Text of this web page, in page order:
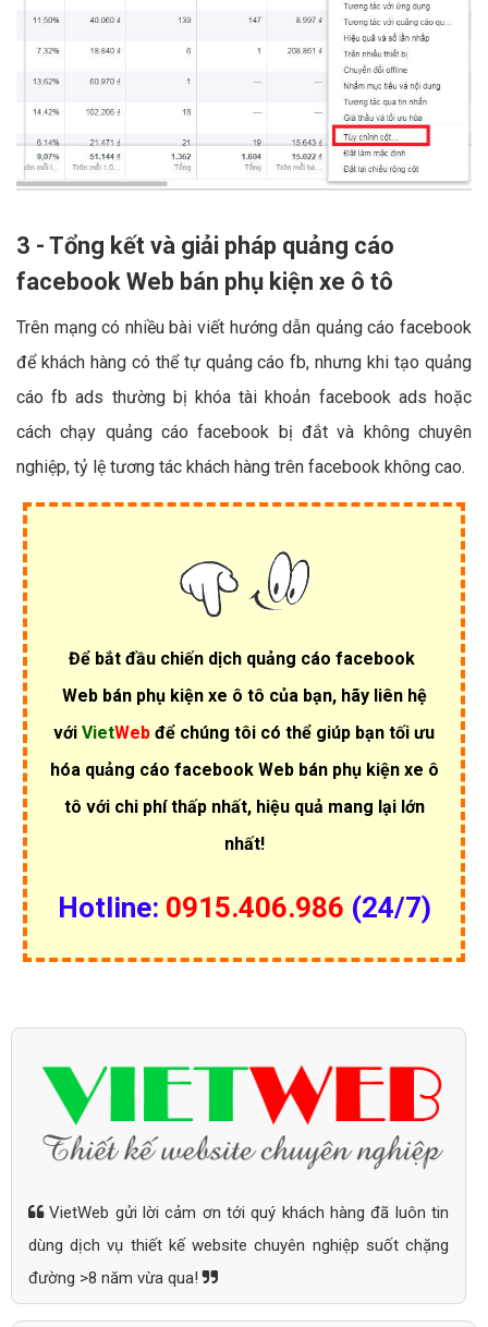
3 - Tổng kết và giải pháp quảng cáo
facebook Web bán phụ kiện xe ô tô
Trên mạng có nhiều bài viết hướng dẫn quảng cáo facebook
để khách hàng có thể tự quảng cáo fb, nhưng khi tạo quảng
cáo fb ads thường bị khóa tài khoản facebook ads hoặc
cách chạy quảng cáo facebook bị đắt và không chuyên
nghiệp, tỷ lệ tương tác khách hàng trên facebook không cao.
Để bắt đầu chiến dịch quảng cáo facebook
Web bán phụ kiện xe ô tô của bạn, hãy liên hệ
với VietWeb để chúng tôi có thể giúp bạn tối ưu
hóa quảng cáo facebook Web bán phụ kiện xe ô
tô với chi phí thấp nhất, hiệu quả mang lại lớn
nhất!
Hotline: 0915.406.986 (24/7)
VietWeb gửi lời cảm ơn tới quý khách hàng đã luôn tin
dùng dịch vụ thiết kế website chuyên nghiệp suốt chặng
đường >8 năm vừa qua!